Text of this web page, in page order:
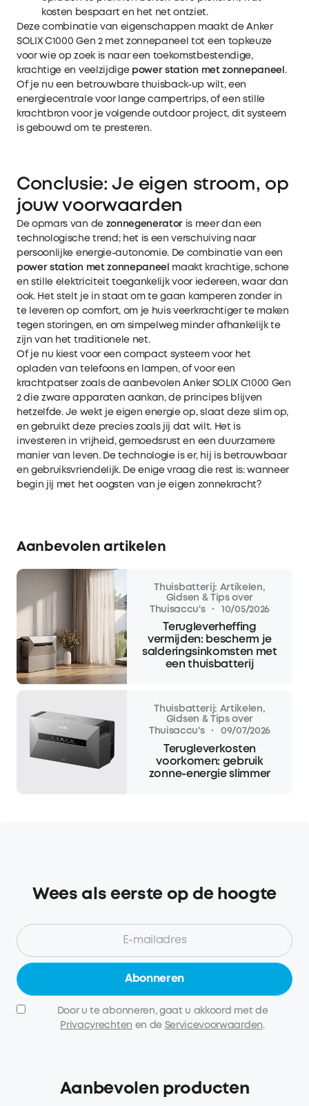
kosten bespaart en het net ontziet.
Deze combinatie van eigenschappen maakt de Anker
SOLIX C1000 Gen 2 met zonnepaneel tot een topkeuze
voor wie op zoek is naar een toekomstbestendige,
krachtige en veelzijdige power station met zonnepaneel .
Of je nu een betrouwbare thuisback-up wilt, een
energiecentrale voor lange campertrips, of een stille
krachtbron voor je volgende outdoor project, dit systeem
is gebouwd om te presteren.
Conclusie: Je eigen stroom, op
jouw voorwaarden
De opmars van de zonnegenerator is meer dan een
technologische trend; het is een verschuiving naar
persoonlijke energie-autonomie. De combinatie van een
power station met zonnepaneel
maakt krachtige, schone
en stille elektriciteit toegankelijk voor iedereen, waar dan
ook. Het stelt je in staat om te gaan kamperen zonder in
te leveren op comfort, om je huis veerkrachtiger te maken
tegen storingen, en om simpelweg minder afhankelijk te
zijn van het traditionele net.
Of je nu kiest voor een compact systeem voor het
opladen van telefoons en lampen, of voor een
krachtpatser zoals de aanbevolen Anker SOLIX C1000 Gen
2 die zware apparaten aankan, de principes blijven
hetzelfde. Je wekt je eigen energie op, slaat deze slim op,
en gebruikt deze precies zoals jij dat wilt. Het is
investeren in vrijheid, gemoedsrust en een duurzamere
manier van leven. De technologie is er, hij is betrouwbaar
en gebruiksvriendelijk. De enige vraag die rest is: wanneer
begin jij met het oogsten van je eigen zonnekracht?
Aanbevolen artikelen
Thuisbatterij: Artikelen,
Gidsen & Tips over
Thuisaccu's
· 10/05/2026
Terugleverheffing
vermijden: bescherm je
salderingsinkomsten met
een thuisbatterij
Thuisbatterij: Artikelen,
Gidsen & Tips over
Thuisaccu's
· 09/07/2026
Terugleverkosten
voorkomen: gebruik
zonne-energie slimmer
Wees als eerste op de hoogte
Abonneren
Door u te abonneren, gaat u akkoord met de
Privacyrechten en de Servicevoorwaarden.
Aanbevolen producten